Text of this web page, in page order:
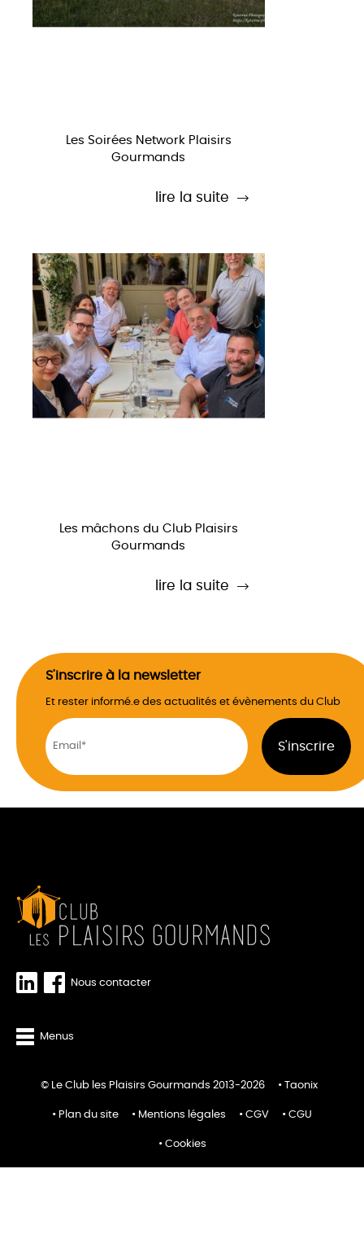
Les Soirées Network Plaisirs
Gourmands
lire la suite
Les mâchons du Club Plaisirs
Gourmands
lire la suite
S'inscrire à la newsletter
Et rester informé.e des actualités et évènements du Club
Nous contacter
Menus
© Le Club les Plaisirs Gourmands 2013-2026 Taonix
Plan du site Mentions légales CGV CGU
Cookies